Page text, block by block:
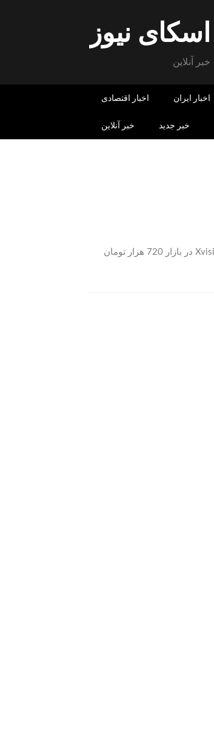
اسکای نیوز
خبر آنلاین
اخبار اقتصادی اخبار ایران
خبر آنلاین خبر جدید
انواع تلویزیون زیر 2 میلیون تومان +جدولقیمت تلویزیون ال ای دی Xvision XS2940 در بازار 720 هزار تومان